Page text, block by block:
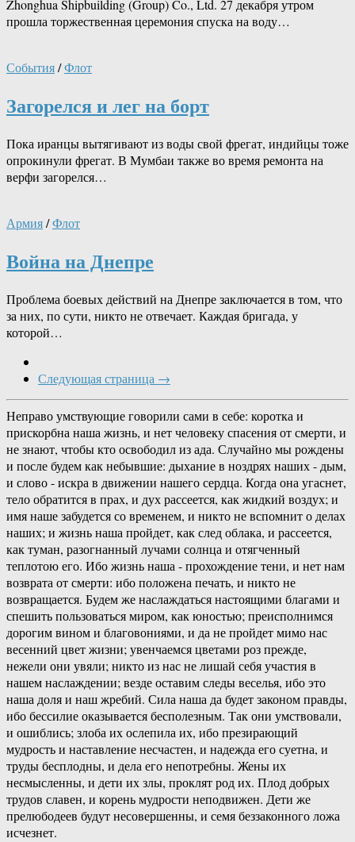
Zhonghua Shipbuilding (Group) Co., Ltd. 27 декабря утром
прошла торжественная церемония спуска на воду…
События/Флот
Загорелся и лег на борт
Пока иранцы вытягивают из воды свой фрегат, индийцы тоже
опрокинули фрегат. В Мумбаи также во время ремонта на
верфи загорелся…
Армия/Флот
Война на Днепре
Проблема боевых действий на Днепре заключается в том, что
за них, по сути, никто не отвечает. Каждая бригада, у
которой…
Следующая страница →
Неправо умствующие говорили сами в себе: коротка и
прискорбна наша жизнь, и нет человеку спасения от смерти, и
не знают, чтобы кто освободил из ада. Случайно мы рождены
и после будем как небывшие: дыхание в ноздрях наших - дым,
и слово - искра в движении нашего сердца. Когда она угаснет,
тело обратится в прах, и дух рассеется, как жидкий воздух; и
имя наше забудется со временем, и никто не вспомнит о делах
наших; и жизнь наша пройдет, как след облака, и рассеется,
как туман, разогнанный лучами солнца и отягченный
теплотою его. Ибо жизнь наша - прохождение тени, и нет нам
возврата от смерти: ибо положена печать, и никто не
возвращается. Будем же наслаждаться настоящими благами и
спешить пользоваться миром, как юностью; преисполнимся
дорогим вином и благовониями, и да не пройдет мимо нас
весенний цвет жизни; увенчаемся цветами роз прежде,
нежели они увяли; никто из нас не лишай себя участия в
нашем наслаждении; везде оставим следы веселья, ибо это
наша доля и наш жребий. Сила наша да будет законом правды,
ибо бессилие оказывается бесполезным. Так они умствовали,
и ошиблись; злоба их ослепила их, ибо презирающий
мудрость и наставление несчастен, и надежда его суетна, и
труды бесплодны, и дела его непотребны. Жены их
несмысленны, и дети их злы, проклят род их. Плод добрых
трудов славен, и корень мудрости неподвижен. Дети же
прелюбодеев будут несовершенны, и семя беззаконного ложа
исчезнет.